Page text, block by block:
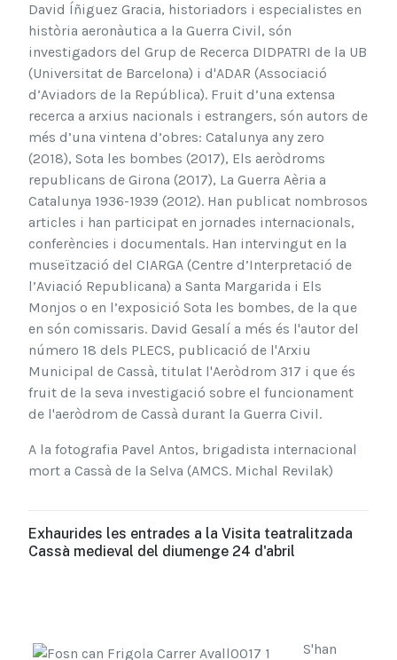
David Íñiguez Gracia, historiadors i especialistes en
història aeronàutica a la Guerra Civil, són
investigadors del Grup de Recerca DIDPATRI de la UB
(Universitat de Barcelona) i d'ADAR (Associació
d’Aviadors de la República). Fruit d’una extensa
recerca a arxius nacionals i estrangers, són autors de
més d’una vintena d’obres: Catalunya any zero
(2018), Sota les bombes (2017), Els aeròdroms
republicans de Girona (2017), La Guerra Aèria a
Catalunya 1936-1939 (2012). Han publicat nombrosos
articles i han participat en jornades internacionals,
conferències i documentals. Han intervingut en la
museïtzació del CIARGA (Centre d’Interpretació de
l’Aviació Republicana) a Santa Margarida i Els
Monjos o en l’exposició Sota les bombes, de la que
en són comissaris. David Gesalí a més és l'autor del
número 18 dels PLECS, publicació de l'Arxiu
Municipal de Cassà, titulat l'Aeròdrom 317 i que és
fruit de la seva investigació sobre el funcionament
de l'aeròdrom de Cassà durant la Guerra Civil.
A la fotografia Pavel Antos, brigadista internacional
mort a Cassà de la Selva (AMCS. Michal Revilak)
Exhaurides les entrades a la Visita teatralitzada
Cassà medieval del diumenge 24 d'abril
S'han